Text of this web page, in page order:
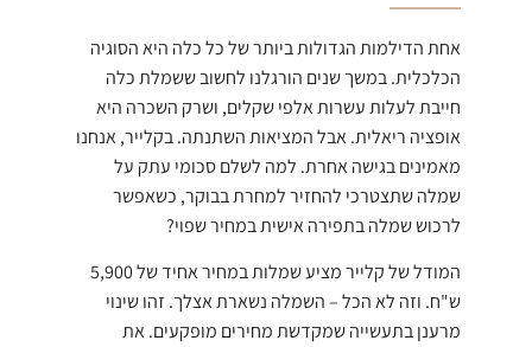
אחת הדילמות הגדולות ביותר של כל כלה היא הסוגיה
הכלכלית. במשך שנים הורגלנו לחשוב ששמלת כלה
חייבת לעלות עשרות אלפי שקלים, ושרק השכרה היא
אופציה ריאלית. אבל המציאות השתנתה. בקלייר, אנחנו
מאמינים בגישה אחרת. למה לשלם סכומי עתק על
שמלה שתצטרכי להחזיר למחרת בבוקר, כשאפשר
לרכוש שמלה בתפירה אישית במחיר שפוי?
המודל של קלייר מציע שמלות במחיר אחיד של 5,900
ש"ח. וזה לא הכל – השמלה נשארת אצלך. זהו שינוי
מרענן בתעשייה שמקדשת מחירים מופקעים. את